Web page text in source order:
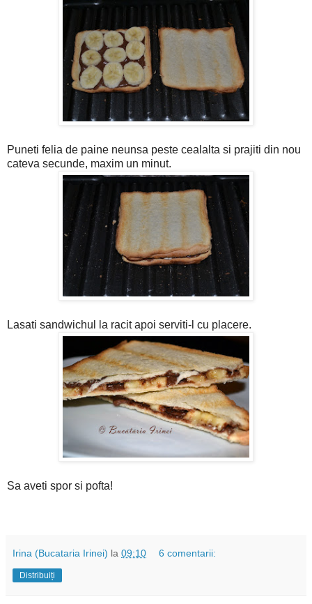
Puneti felia de paine neunsa peste cealalta si prajiti din nou
cateva secunde, maxim un minut.
Lasati sandwichul la racit apoi serviti-l cu placere.
Sa aveti spor si pofta!
Irina (Bucataria Irinei) la 09:10 6 comentarii:
Distribuiți